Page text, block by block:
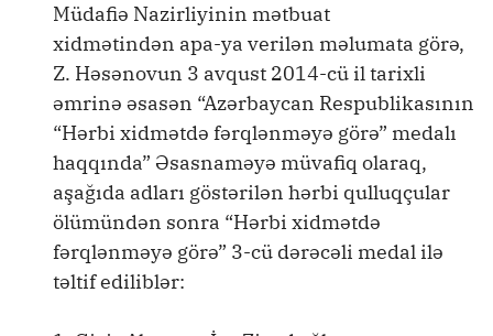
Müdafiə Nazirliyinin mətbuat
xidmətindən apa-ya verilən məlumata görə,
Z. Həsənovun 3 avqust 2014-cü il tarixli
əmrinə əsasən “Azərbaycan Respublikasının
“Hərbi xidmətdə fərqlənməyə görə” medalı
haqqında” Əsasnaməyə müvafiq olaraq,
aşağıda adları göstərilən hərbi qulluqçular
ölümündən sonra “Hərbi xidmətdə
fərqlənməyə görə” 3-cü dərəcəli medal ilə
təltif ediliblər: